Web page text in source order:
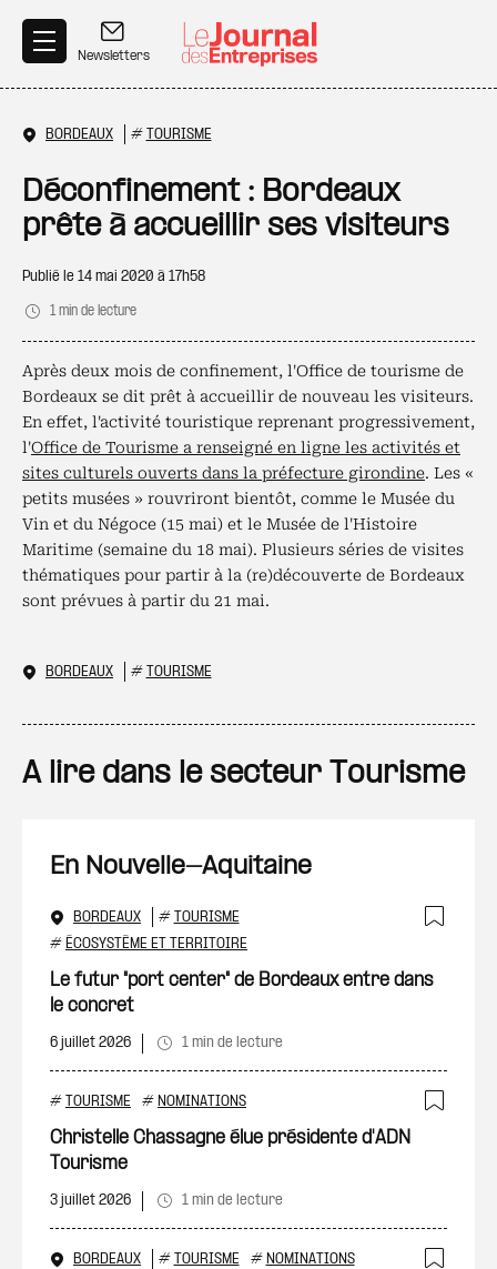
Newsletters
BORDEAUX # TOURISME
Déconfinement : Bordeaux
prête à accueillir ses visiteurs
Publié le 14 mai 2020 à 17h58
1 min de lecture
Après deux mois de confinement, l'Office de tourisme de
Bordeaux se dit prêt à accueillir de nouveau les visiteurs.
En effet, l'activité touristique reprenant progressivement,
l'Office de Tourisme a renseigné en ligne les activités et
sites culturels ouverts dans la préfecture girondine. Les «
petits musées » rouvriront bientôt, comme le Musée du
Vin et du Négoce (15 mai) et le Musée de l'Histoire
Maritime (semaine du 18 mai). Plusieurs séries de visites
thématiques pour partir à la (re)découverte de Bordeaux
sont prévues à partir du 21 mai.
BORDEAUX # TOURISME
A lire dans le secteur Tourisme
En Nouvelle-Aquitaine
BORDEAUX # TOURISME
# ÉCOSYSTÈME ET TERRITOIRE
Le futur "port center" de Bordeaux entre dans
le concret
6 juillet 2026 1 min de lecture
# TOURISME # NOMINATIONS
Christelle Chassagne élue présidente d'ADN
Tourisme
3 juillet 2026 1 min de lecture
BORDEAUX # TOURISME # NOMINATIONS